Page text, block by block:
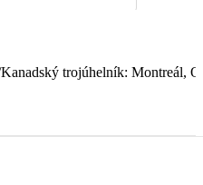
Kanadský trojúhelník: Montreál,